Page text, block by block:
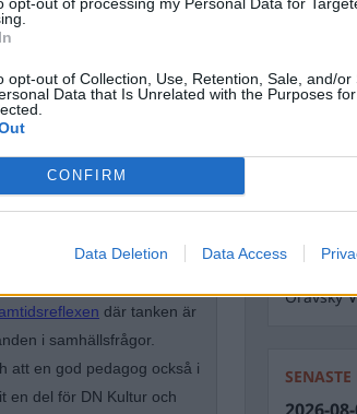
opt-out of Collection, Use, Retention, Sale, and/or
Data that Is Unrelated with the Purposes
CONFIRM
Data Deletion Data Access
och etik. Han
där tanken är
i samhällsfrågor.
att en god pedagog också i
en del för DN Kultur och
Ulf
Oravsky